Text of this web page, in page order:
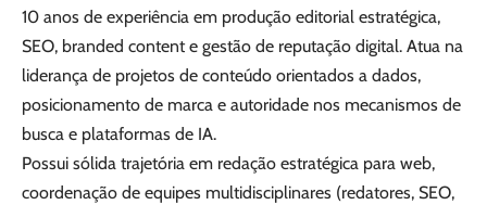
10 anos de experiência em produção editorial estratégica,
SEO, branded content e gestão de reputação digital. Atua na
liderança de projetos de conteúdo orientados a dados,
posicionamento de marca e autoridade nos mecanismos de
busca e plataformas de IA.
Possui sólida trajetória em redação estratégica para web,
coordenação de equipes multidisciplinares (redatores, SEO,